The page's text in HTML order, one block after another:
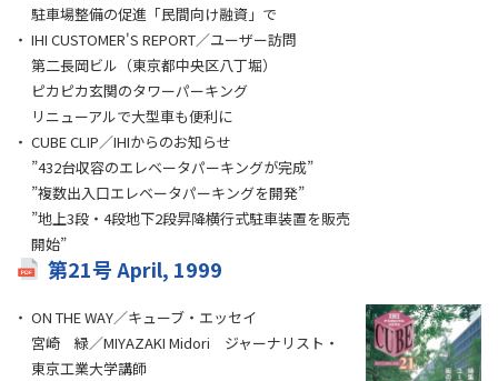
駐車場整備の促進「民間向け融資」で
IHI CUSTOMER'S REPORT／ユーザー訪問
第二長岡ビル（東京都中央区八丁堀）
ピカピカ玄関のタワーパーキング
リニューアルで大型車も便利に
CUBE CLIP／IHIからのお知らせ
”432台収容のエレベータパーキングが完成”
”複数出入口エレベータパーキングを開発”
”地上3段・4段地下2段昇降横行式駐車装置を販売
開始”
第21号 April, 1999
ON THE WAY／キューブ・エッセイ
宮崎 緑／MIYAZAKI Midori ジャーナリスト・
東京工業大学講師